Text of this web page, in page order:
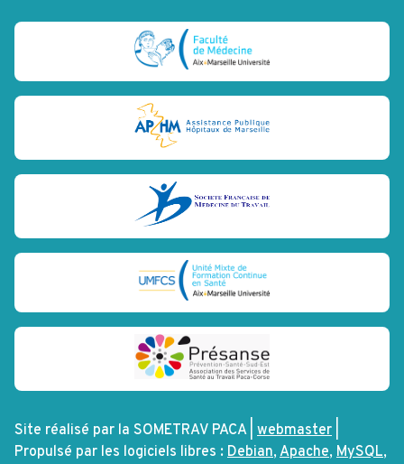
Site réalisé par la SOMETRAV PACA | webmaster
Propulsé par les logiciels libres : Debian,Apache, MySQL,